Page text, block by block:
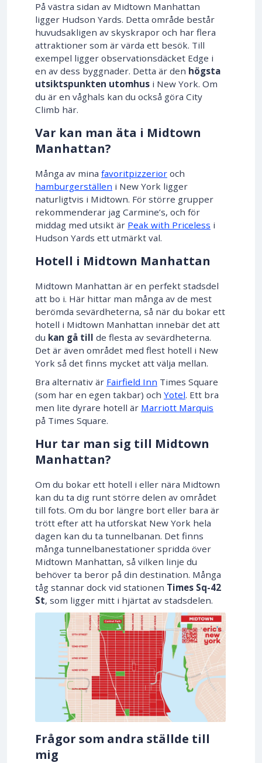
På västra sidan av Midtown Manhattan
ligger Hudson Yards. Detta område består
huvudsakligen av skyskrapor och har flera
attraktioner som är värda ett besök. Till
exempel ligger observationsdäcket Edge i
en av dess byggnader. Detta är den högsta
utsiktspunkten utomhus i New York. Om
du är en våghals kan du också göra City
Climb här.
Var kan man äta i Midtown
Manhattan?
Många av mina favoritpizzerior och
hamburgerställen i New York ligger
naturligtvis i Midtown. För större grupper
rekommenderar jag Carmine’s, och för
middag med utsikt är Peak with Priceless i
Hudson Yards ett utmärkt val.
Hotell i Midtown Manhattan
Midtown Manhattan är en perfekt stadsdel
att bo i. Här hittar man många av de mest
berömda sevärdheterna, så när du bokar ett
hotell i Midtown Manhattan innebär det att
du kan gå till de flesta av sevärdheterna.
Det är även området med flest hotell i New
York så det finns mycket att välja mellan.
Bra alternativ är Fairfield Inn Times Square
(som har en egen takbar) och Yotel. Ett bra
men lite dyrare hotell är Marriott Marquis
på Times Square.
Hur tar man sig till Midtown
Manhattan?
Om du bokar ett hotell i eller nära Midtown
kan du ta dig runt större delen av området
till fots. Om du bor längre bort eller bara är
trött efter att ha utforskat New York hela
dagen kan du ta tunnelbanan. Det finns
många tunnelbanestationer spridda över
Midtown Manhattan, så vilken linje du
behöver ta beror på din destination. Många
tåg stannar dock vid stationen Times Sq-42
St, som ligger mitt i hjärtat av stadsdelen.
Frågor som andra ställde till
mig